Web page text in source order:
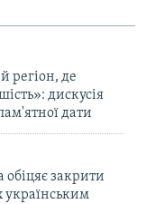
регіон, де
дискусія
дати
обіцяє закрити